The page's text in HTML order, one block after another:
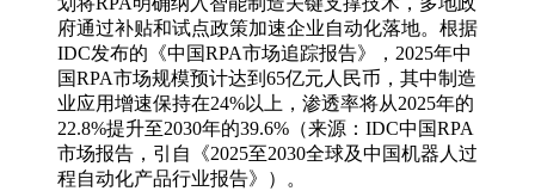
府通过补贴和试点政策加速企业自动化落地。根据
IDC发布的《中国RPA市场追踪报告》，2025年中
国RPA市场规模预计达到65亿元人民币，其中制造
业应用增速保持在24%以上，渗透率将从2025年的
22.8%提升至2030年的39.6%（来源：IDC中国RPA
市场报告，引自《2025至2030全球及中国机器人过
程自动化产品行业报告》）。